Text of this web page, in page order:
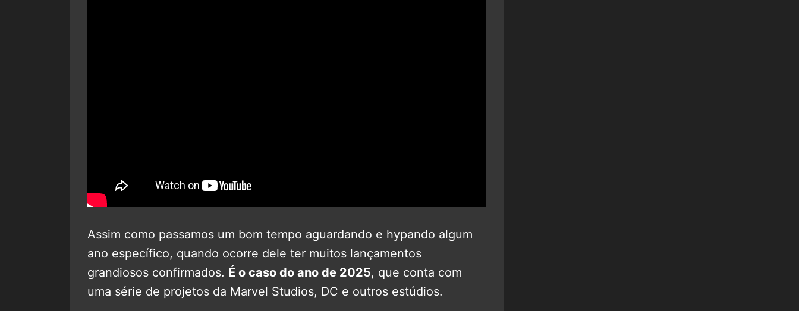
Assim como passamos um bom tempo aguardando e hypando algum
ano específico, quando ocorre dele ter muitos lançamentos
grandiosos confirmados. É o caso do ano de 2025, que conta com
uma série de projetos da Marvel Studios, DC e outros estúdios.